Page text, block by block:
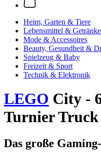
Heim, Garten & Tiere
Lebensmittel & Getränke
Mode & Accessoires
Beauty, Gesundheit &
Spielzeug & Baby
Freizeit & Sport
Technik & Elektronik
LEGO City -
Turnier Truck
Das große